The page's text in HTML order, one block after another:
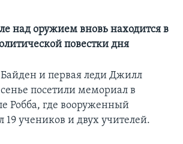
над оружием вновь находится в
повестки дня
и первая леди Джилл
посетили мемориал в
Робба, где вооруженный
19 учеников и двух учителей.